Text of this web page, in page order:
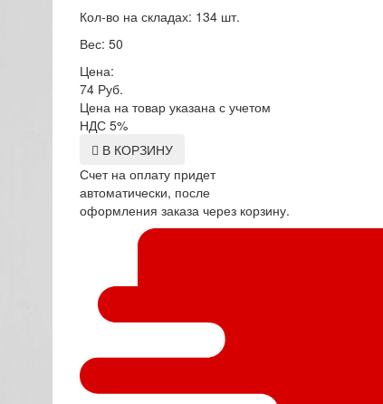
Кол-во на складах: 134 шт.
Вес: 50
Цена:
74 Руб.
Цена на товар указана с учетом
НДС 5%
В КОРЗИНУ
Счет на оплату придет
автоматически, после
оформления заказа через корзину.